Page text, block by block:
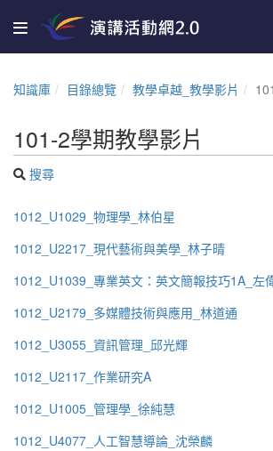
知識庫 目錄總覽 教學卓越_教學影片
101-2學期教學影片
搜尋
1012_U1029_物理學_林伯星
1012_U2217_現代藝術與美學_林子晴
1012_U1039_專業英文：英文簡報技巧1A_左
1012_U2179_多媒體技術與應用_林道通
1012_U3055_資訊管理_邱光輝
1012_U2117_作業研究A
1012_U1005_管理學_徐純慧
1012_U4077_人工智慧導論_沈榮麟